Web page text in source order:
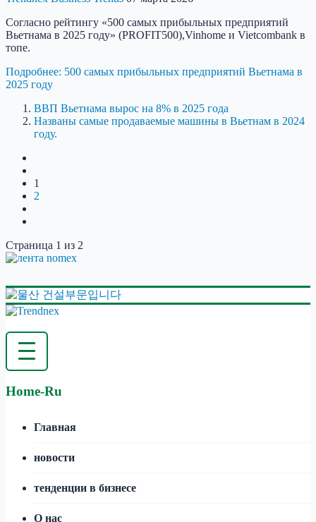
Согласно рейтингу «500 самых прибыльных предприятий
Вьетнама в 2025 году» (PROFIT500),Vinhome и Vietcombank в
топе.
Подробнее: 500 самых прибыльных предприятий Вьетнама в
2025 году
ВВП Вьетнама вырос на 8% в 2025 года
Названы самые продаваемые машины в Вьетнам в 2024
году.
1
2
Страница 1 из 2
Home-Ru
Главная
новости
тенденции в бизнесе
О нас